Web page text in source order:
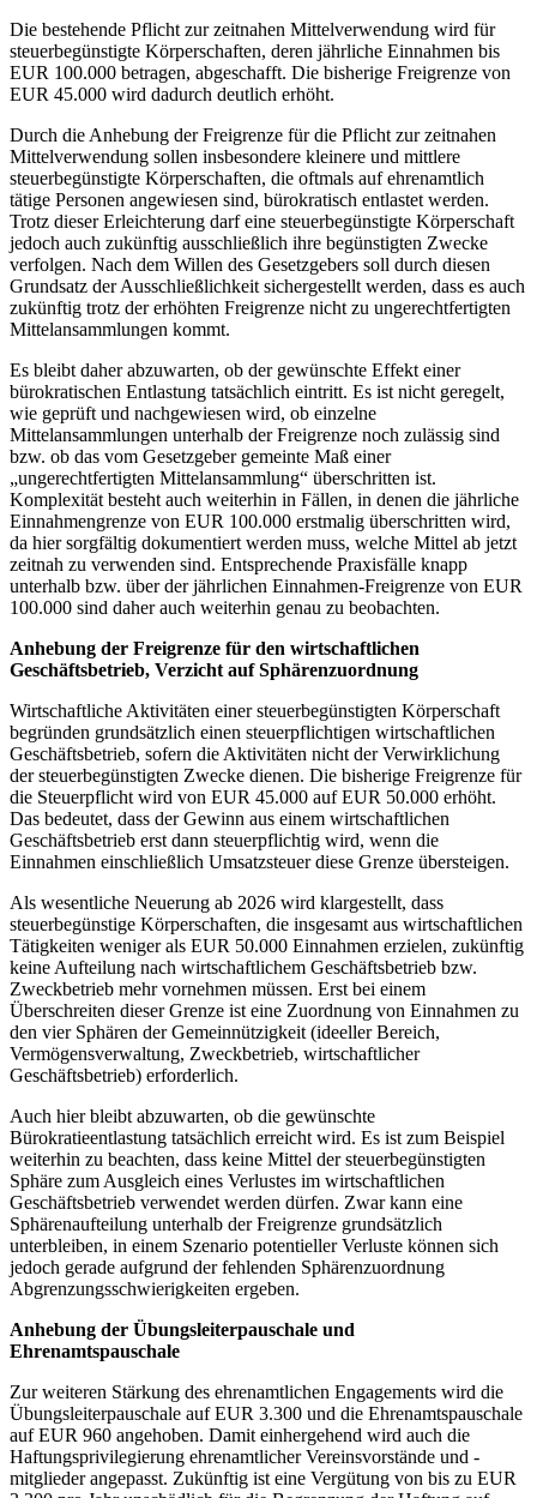
Die bestehende Pflicht zur zeitnahen Mittelverwendung wird für
steuerbegünstigte Körperschaften, deren jährliche Einnahmen bis
EUR 100.000 betragen, abgeschafft. Die bisherige Freigrenze von
EUR 45.000 wird dadurch deutlich erhöht.
Durch die Anhebung der Freigrenze für die Pflicht zur zeitnahen
Mittelverwendung sollen insbesondere kleinere und mittlere
steuerbegünstigte Körperschaften, die oftmals auf ehrenamtlich
tätige Personen angewiesen sind, bürokratisch entlastet werden.
Trotz dieser Erleichterung darf eine steuerbegünstigte Körperschaft
jedoch auch zukünftig ausschließlich ihre begünstigten Zwecke
verfolgen. Nach dem Willen des Gesetzgebers soll durch diesen
Grundsatz der Ausschließlichkeit sichergestellt werden, dass es auch
zukünftig trotz der erhöhten Freigrenze nicht zu ungerechtfertigten
Mittelansammlungen kommt.
Es bleibt daher abzuwarten, ob der gewünschte Effekt einer
bürokratischen Entlastung tatsächlich eintritt. Es ist nicht geregelt,
wie geprüft und nachgewiesen wird, ob einzelne
Mittelansammlungen unterhalb der Freigrenze noch zulässig sind
bzw. ob das vom Gesetzgeber gemeinte Maß einer
„ungerechtfertigten Mittelansammlung“ überschritten ist.
Komplexität besteht auch weiterhin in Fällen, in denen die jährliche
Einnahmengrenze von EUR 100.000 erstmalig überschritten wird,
da hier sorgfältig dokumentiert werden muss, welche Mittel ab jetzt
zeitnah zu verwenden sind. Entsprechende Praxisfälle knapp
unterhalb bzw. über der jährlichen Einnahmen-Freigrenze von EUR
100.000 sind daher auch weiterhin genau zu beobachten.
Anhebung der Freigrenze für den wirtschaftlichen
Geschäftsbetrieb, Verzicht auf Sphärenzuordnung
Wirtschaftliche Aktivitäten einer steuerbegünstigten Körperschaft
begründen grundsätzlich einen steuerpflichtigen wirtschaftlichen
Geschäftsbetrieb, sofern die Aktivitäten nicht der Verwirklichung
der steuerbegünstigten Zwecke dienen. Die bisherige Freigrenze für
die Steuerpflicht wird von EUR 45.000 auf EUR 50.000 erhöht.
Das bedeutet, dass der Gewinn aus einem wirtschaftlichen
Geschäftsbetrieb erst dann steuerpflichtig wird, wenn die
Einnahmen einschließlich Umsatzsteuer diese Grenze übersteigen.
Als wesentliche Neuerung ab 2026 wird klargestellt, dass
steuerbegünstige Körperschaften, die insgesamt aus wirtschaftlichen
Tätigkeiten weniger als EUR 50.000 Einnahmen erzielen, zukünftig
keine Aufteilung nach wirtschaftlichem Geschäftsbetrieb bzw.
Zweckbetrieb mehr vornehmen müssen. Erst bei einem
Überschreiten dieser Grenze ist eine Zuordnung von Einnahmen zu
den vier Sphären der Gemeinnützigkeit (ideeller Bereich,
Vermögensverwaltung, Zweckbetrieb, wirtschaftlicher
Geschäftsbetrieb) erforderlich.
Auch hier bleibt abzuwarten, ob die gewünschte
Bürokratieentlastung tatsächlich erreicht wird. Es ist zum Beispiel
weiterhin zu beachten, dass keine Mittel der steuerbegünstigten
Sphäre zum Ausgleich eines Verlustes im wirtschaftlichen
Geschäftsbetrieb verwendet werden dürfen. Zwar kann eine
Sphärenaufteilung unterhalb der Freigrenze grundsätzlich
unterbleiben, in einem Szenario potentieller Verluste können sich
jedoch gerade aufgrund der fehlenden Sphärenzuordnung
Abgrenzungsschwierigkeiten ergeben.
Anhebung der Übungsleiterpauschale und
Ehrenamtspauschale
Zur weiteren Stärkung des ehrenamtlichen Engagements wird die
Übungsleiterpauschale auf EUR 3.300 und die Ehrenamtspauschale
auf EUR 960 angehoben. Damit einhergehend wird auch die
Haftungsprivilegierung ehrenamtlicher Vereinsvorstände und -
mitglieder angepasst. Zukünftig ist eine Vergütung von bis zu EUR